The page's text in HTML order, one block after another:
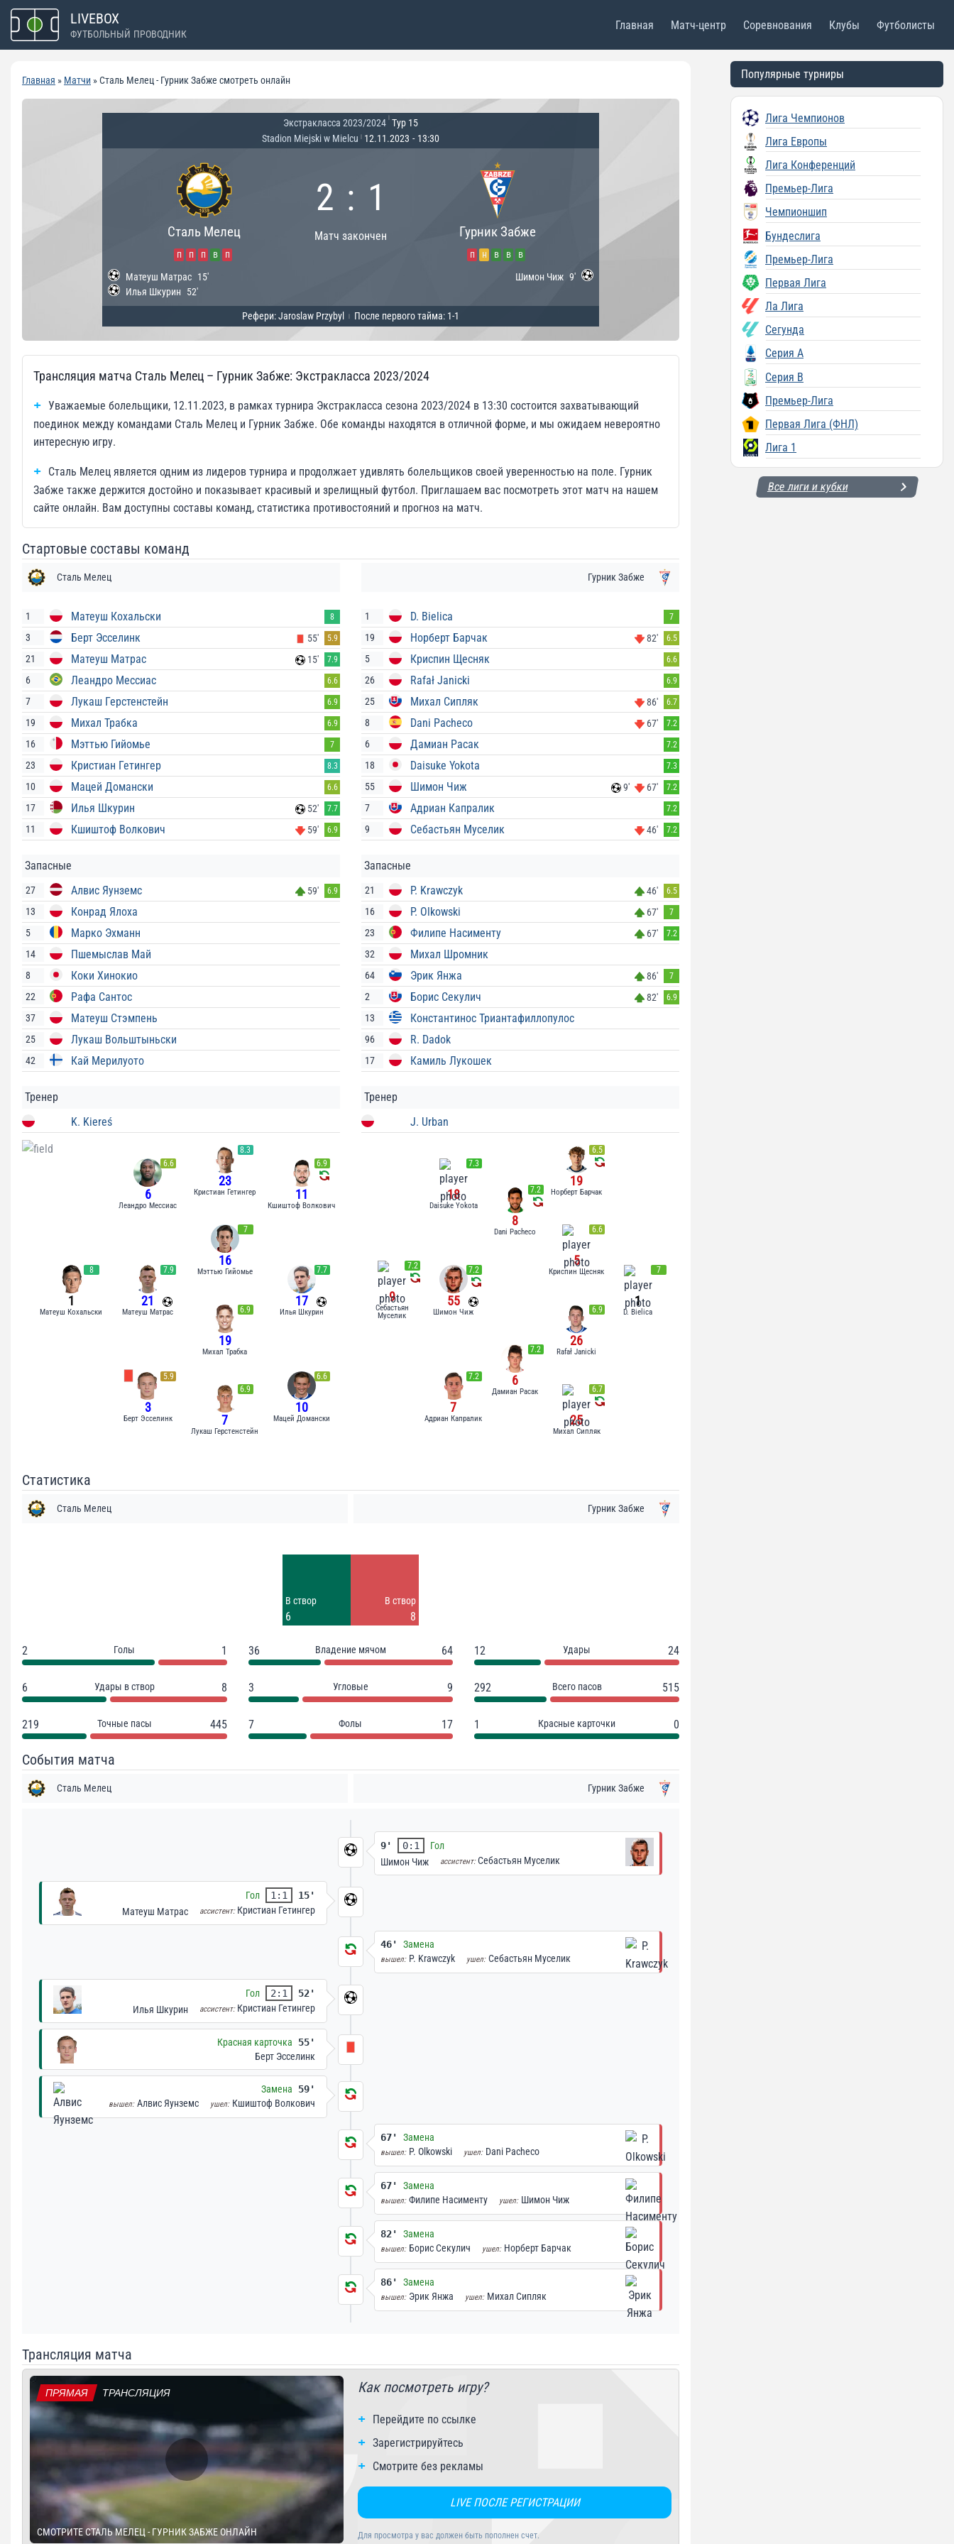
Перейти
содержимому
LIVEBOX
ФУТБОЛЬНЫЙ ПРОВОДНИК
Главная Матч-центр Соревнования Клубы Футболисты
Главная » Матчи »Сталь Мелец - Гурник Забже смотреть онлайн
Экстракласса 2023/2024 Тур 15
Stadion Miejski w Mielcu
12.11.2023 - 13:30
Сталь Мелец
п п п в п
2 : 1
Матч закончен Гурник Забже
п н в в
в
Матеуш Матрас 15'
Илья Шкурин
52'
Шимон Чиж 9'
Рефери: Jaroslaw Przybyl После первого тайма: 1-1
Трансляция матча Сталь Мелец – Гурник Забже: Экстракласса 2023/2024
Уважаемые болельщики, 12.11.2023, в рамках турнира Экстракласса сезона 2023/2024 в 13:30 состоится захватывающий
поединок между командами Сталь Мелец и Гурник Забже. Обе команды находятся в отличной форме, и мы ожидаем невероятно
интересную игру.
Сталь Мелец является одним из лидеров турнира и продолжает удивлять болельщиков своей уверенностью на поле. Гурник
Забже также держится достойно и показывает красивый и зрелищный футбол. Приглашаем вас посмотреть этот матч на нашем
сайте онлайн. Вам доступны составы команд, статистика противостояний и прогноз на матч.
Стартовые составы команд
Сталь Мелец
1 Матеуш Кохальски 8
3 Берт Эсселинк 55' 5.9
21 Матеуш Матрас 15' 7.9
6 Леандро Мессиас 6.6
7 Лукаш Герстенстейн 6.9
19 Михал Трабка 6.9
16 Мэттью Гийомье 7
23 Кристиан Гетингер 8.3
10 Мацей Домански 6.6
17 Илья Шкурин 52' 7.7
11 Кшиштоф Волкович 59' 6.9
Запасные
27 Алвис Яунземс 59' 6.9
13 Конрад Ялоха
5 Марко Эхманн
14 Пшемыслав Май
8 Коки Хинокио
22 Рафа Сантос
37 Матеуш Стэмпень
25 Лукаш Вольштыньски
42 Кай Мерилуото
Тренер
K. Kiereś
Гурник Забже
1 D. Bielica 7
19 Норберт Барчак 82' 6.5
5 Криспин Щесняк 6.6
26 Rafał Janicki 6.9
25 Михал Сипляк 86' 6.7
8 Dani Pacheco 67' 7.2
6 Дамиан Расак 7.2
18 Daisuke Yokota 7.3
55 Шимон Чиж 9' 67' 7.2
7 Адриан Капралик 7.2
9 Себастьян Муселик 46' 7.2
Запасные
21 P. Krawczyk 46' 6.5
16 P. Olkowski 67' 7
23 Филипе Насименту 67' 7.2
32 Михал Шромник
64 Эрик Янжа 86' 7
2 Борис Секулич 82' 6.9
13 Константинос Триантафиллопулос
96 R. Dadok
17 Камиль Лукошек
Тренер
J. Urban
8
1
Матеуш Кохальски
6.6
6
Леандро Мессиас
7.9
21
Матеуш Матрас
5.9
3
Берт Эсселинк
8.3
23
Кристиан Гетингер
7
16
Мэттью Гийомье
6.9
19
Михал Трабка
6.9
7
Лукаш Герстенстейн
6.9
11
Кшиштоф Волкович
7.7
17
Илья Шкурин
6.6
10
Мацей Домански
7
1
D. Bielica
6.7
25
Михал Сипляк
6.9
26
Rafał Janicki
6.6
5
Криспин Щесняк
6.5
19
Норберт Барчак
7.2
6
Дамиан Расак
7.2
8
Dani Pacheco
7.2
7
Адриан Капралик
7.2
55
Шимон Чиж
7.3
18
Daisuke Yokota
7.2
9
Себастьян
Муселик
Статистика
Сталь Мелец Гурник Забже
В створ
6
В створ
8
2 Голы 1 36 Владение мячом 64 12 Удары 24
6 Удары в створ 8 3 Угловые 9 292 Всего пасов 515
219 Точные пасы 445 7 Фолы 17 1 Красные карточки 0
События матча
Сталь Мелец Гурник Забже
9' 0:1
Гол
Шимон Чиж
ассистент:Себастьян Муселик
Гол 1:1
15'
Матеуш Матрас
ассистент: Кристиан Гетингер
46' Замена
вышел: P. Krawczyk ушел: Себастьян Муселик
Гол 2:1
52'
Илья Шкурин
ассистент: Кристиан Гетингер
Красная карточка
55'
Берт Эсселинк
Замена 59'
вышел: Алвис Яунземс ушел: Кшиштоф Волкович
67' Замена
вышел: P. Olkowski ушел: Dani Pacheco
67' Замена
вышел: Филипе Насименту ушел: Шимон Чиж
82' Замена
вышел: Борис Секулич ушел: Норберт Барчак
86' Замена
вышел: Эрик Янжа ушел: Михал Сипляк
Трансляция матча
ПРЯМАЯ ТРАНСЛЯЦИЯ
СМОТРИТЕ СТАЛЬ МЕЛЕЦ - ГУРНИК ЗАБЖЕ ОНЛАЙН
Как посмотреть игру?
Перейдите по ссылке
Зарегистрируйтесь
Смотрите без рекламы
LIVE ПОСЛЕ РЕГИСТРАЦИИ
Для просмотра у вас должен быть пополнен счет.
Популярные турниры
Лига Чемпионов
Лига Европы
Лига Конференций
Премьер-Лига
Чемпионшип
Бундеслига
Премьер-Лига
Первая Лига
Ла Лига
Сегунда
Серия A
Серия B
Премьер-Лига
Первая Лига (ФНЛ)
Лига 1
Все лиги и кубки